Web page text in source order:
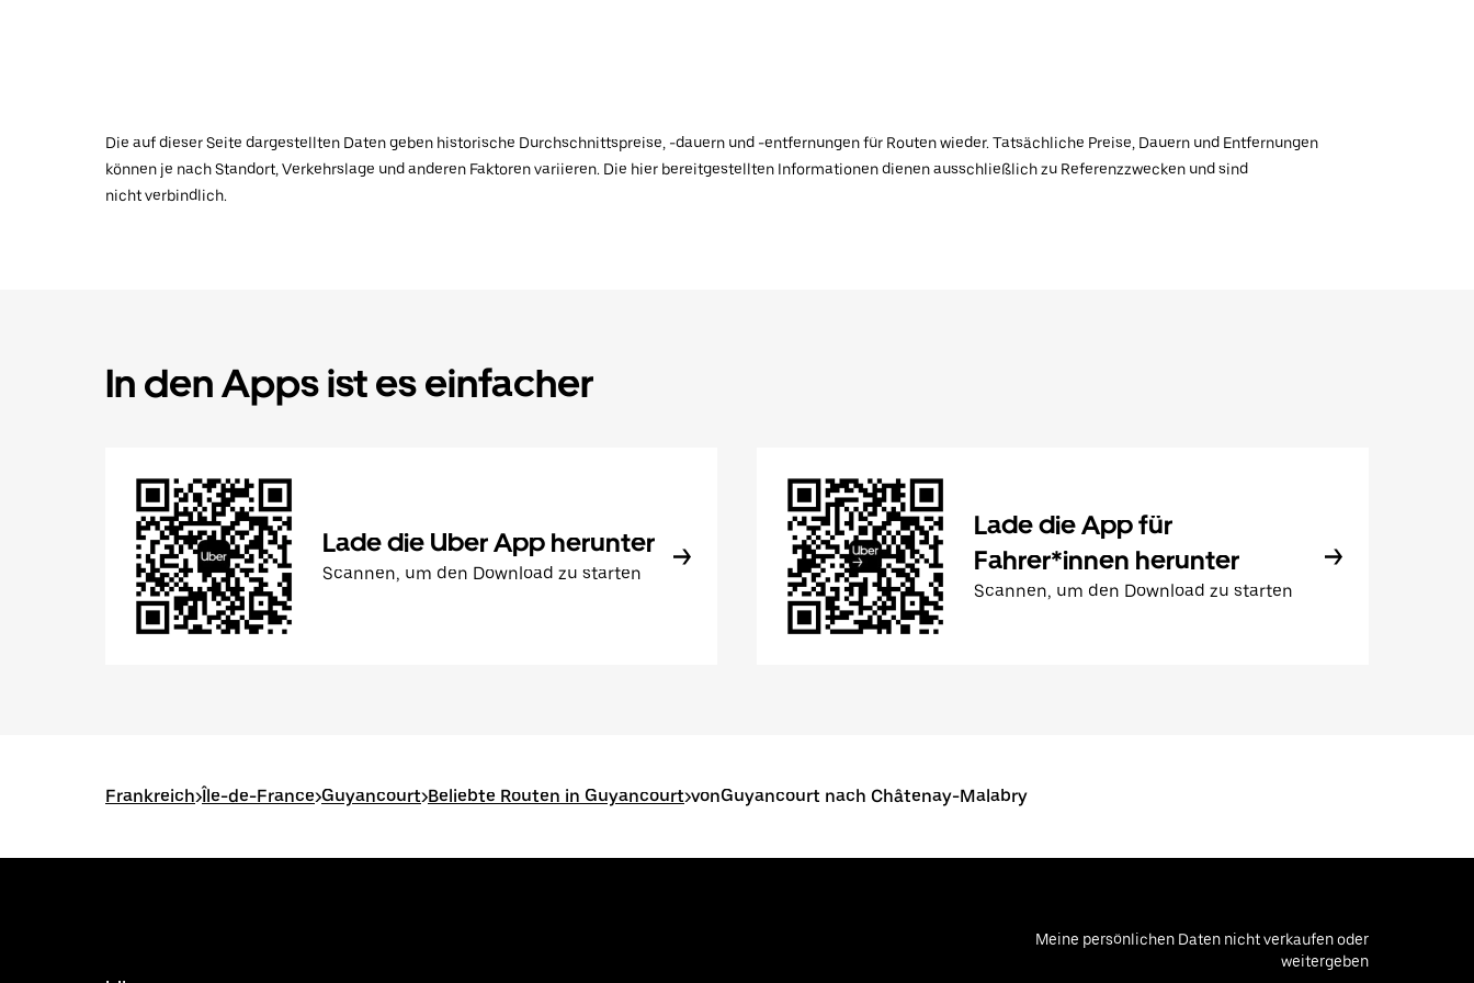
Die auf dieser Seite dargestellten Daten geben historische Durchschnittspreise, -dauern und -entfernungen für Routen wieder. Tatsächliche Preise, Dauern und Entfernungen
können je nach Standort, Verkehrslage und anderen Faktoren variieren. Die hier bereitgestellten Informationen dienen ausschließlich zu Referenzzwecken und sind
nicht verbindlich.
In den Apps ist es einfacher
Lade die Uber App herunter
Scannen, um den Download zu starten
Lade die App für
Fahrer*innen herunter
Scannen, um den Download zu starten
Frankreich>Île-de-France>Guyancourt>Beliebte Routen in Guyancourt>vonGuyancourt nach Châtenay-Malabry
Meine persönlichen Daten nicht verkaufen oder
weitergeben